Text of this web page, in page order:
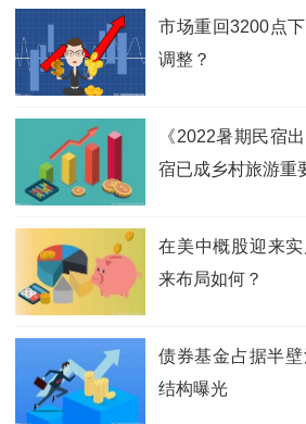
市场重回3200点
调整？
《2022暑期民宿
宿已成乡村旅游重
在美中概股迎来
来布局如何？
债券基金占据半
结构曝光